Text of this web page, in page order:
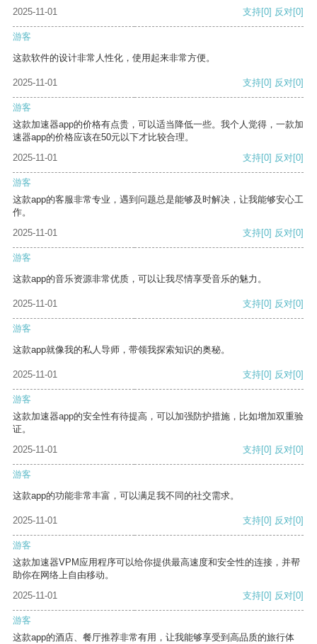
2025-11-01 支持[0] 反对[0]
游客
这款软件的设计非常人性化，使用起来非常方便。
2025-11-01 支持[0] 反对[0]
游客
这款加速器app的价格有点贵，可以适当降低一些。我个人觉得，一款加
速器app的价格应该在50元以下才比较合理。
2025-11-01
支持[0] 反对[0]
游客
这款app的客服非常专业，遇到问题总是能够及时解决，让我能够安心工
作。
2025-11-01
支持[0] 反对[0]
游客
这款app的音乐资源非常优质，可以让我尽情享受音乐的魅力。
2025-11-01 支持[0] 反对[0]
游客
这款app就像我的私人导师，带领我探索知识的奥秘。
2025-11-01 支持[0] 反对[0]
游客
这款加速器app的安全性有待提高，可以加强防护措施，比如增加双重验
证。
2025-11-01
支持[0] 反对[0]
游客
这款app的功能非常丰富，可以满足我不同的社交需求。
2025-11-01 支持[0] 反对[0]
游客
这款加速器VPM应用程序可以给你提供最高速度和安全性的连接，并帮
助你在网络上自由移动。
2025-11-01
支持[0] 反对[0]
游客
这款app的酒店、餐厅推荐非常有用，让我能够享受到高品质的旅行体